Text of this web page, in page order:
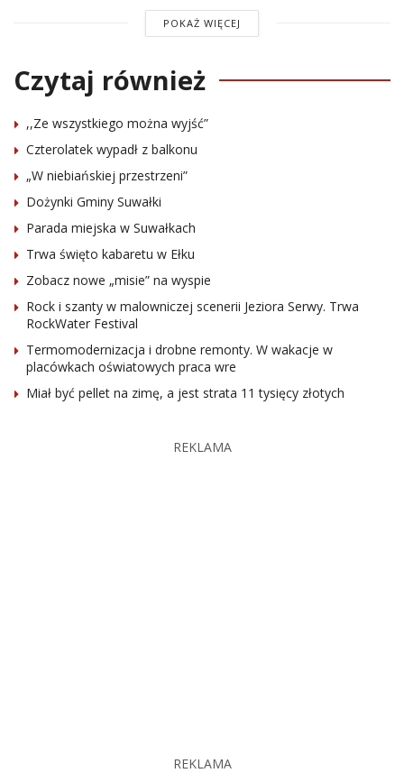
POKAŻ WIĘCEJ
Czytaj również
,,Ze wszystkiego można wyjść”
Czterolatek wypadł z balkonu
„W niebiańskiej przestrzeni”
Dożynki Gminy Suwałki
Parada miejska w Suwałkach
Trwa święto kabaretu w Ełku
Zobacz nowe „misie” na wyspie
Rock i szanty w malowniczej scenerii Jeziora Serwy. Trwa
RockWater Festival
Termomodernizacja i drobne remonty. W wakacje w
placówkach oświatowych praca wre
Miał być pellet na zimę, a jest strata 11 tysięcy złotych
REKLAMA
REKLAMA